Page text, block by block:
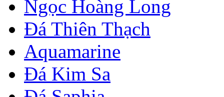
Ngọc Hoàng Long
Đá Thiên Thạch
Aquamarine
Đá Kim Sa